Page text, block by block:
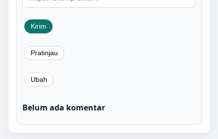
Belum ada komentar